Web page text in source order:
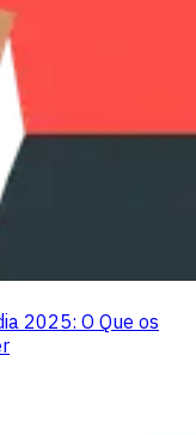
2025: O Que os